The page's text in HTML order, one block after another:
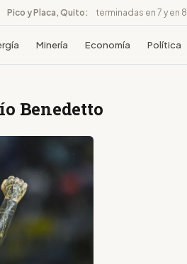
Pico y Placa, Quito: terminadas en 7 y en 8
Minería Economía Política
Benedetto